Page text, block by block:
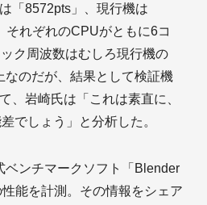
「8572pts」、現行機は
それぞれのCPUがともに6コ
ク周波数はむしろ現行機の
のだが、結果として検証機
、岩崎氏は「これは素直に、
でしょう」と分析した。
ベンチマークソフト「Blender
能を計測。その情報をシェア